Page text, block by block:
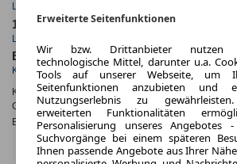
Laufzeit
1.12
Leasingfaktor
Benzin
Kraftstoff
Kraftstoffverbr.¹: ca. 6,7 l/100km(komb.)
CO
-Emissionen*: ca. 151 g/km (komb.)
Effizienzklasse: E
Erweiterte Seitenfunktionen
Wir bzw. Drittanbieter nutzen
technologische Mittel, darunter u.a.
Tools auf unserer Webseite, um
Seitenfunktionen anzubieten und
Nutzungserlebnis zu
erweiterten Funktionalitäten
Personalisierung unseres
Suchvorgänge bei einem späteren
Ihnen passende Angebote aus Ihrer